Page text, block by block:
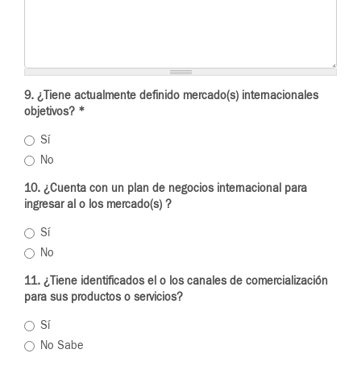
9. ¿Tiene actualmente definido mercado(s) internacionales
objetivos? *
Sí
No
10. ¿Cuenta con un plan de negocios internacional para
ingresar al o los mercado(s) ?
Sí
No
11. ¿Tiene identificados el o los canales de comercialización
para sus productos o servicios?
Sí
No Sabe